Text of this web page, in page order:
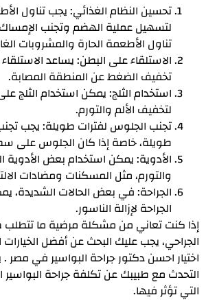
تحسين النظام الغذائي: يجب تناول
لتسهيل عملية الهضم وتجنب
تناول الأطعمة الحارة والمشروبات
الاستلقاء على البطن: يساعد
تخفيف الضغط عن المنطقة المصابة.
استخدام الثلج: يمكن استخدام الثلج
لتخفيف الألم والتورم.
تجنب الجلوس لفترات طويلة: يجب
طويلة، خاصة إذا كان الجلوس على
الأدوية: يمكن استخدام بعض الأدوية
والتورم، مثل المسكنات ومضادات
الجراحة: في بعض الحالات الشديدة،
الجراحة لإزالة الناسور.
إذا كنت تعاني من مشكلة مرضية ما تتطلب
الجراحي، يجب عليك البحث عن أفضل
اختيار احسن دكتور جراحة البواسير في مصر
التحدث مع طبيبك عن تكلفة جراحة البواسير
التي تؤثر فيها.